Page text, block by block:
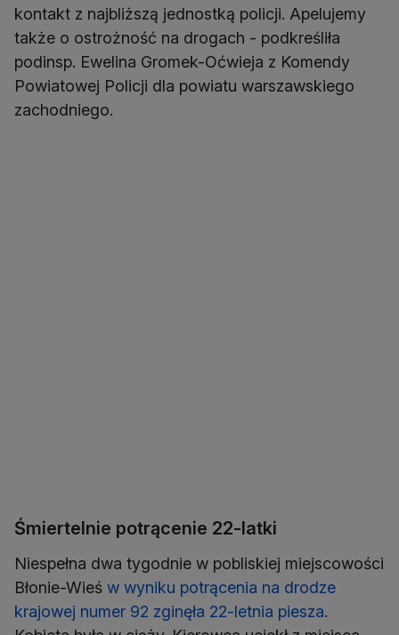
kontakt z najbliższą jednostką policji. Apelujemy
także o ostrożność na drogach - podkreśliła
podinsp. Ewelina Gromek-Oćwieja z Komendy
Powiatowej Policji dla powiatu warszawskiego
zachodniego.
Śmiertelnie potrącenie 22-latki
Niespełna dwa tygodnie w pobliskiej miejscowości
Błonie-Wieś w wyniku potrącenia na drodze
krajowej numer 92 zginęła 22-letnia piesza.